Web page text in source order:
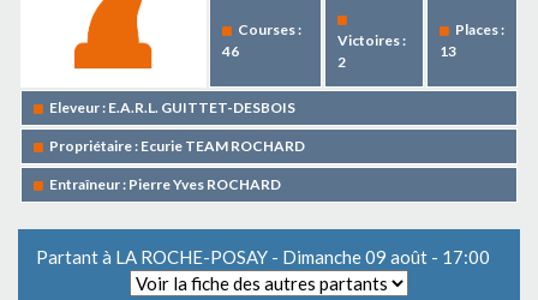
Courses :
46
Victoires :
2
Places :
13
Eleveur : E.A.R.L. GUITTET-DESBOIS
Propriétaire : Ecurie TEAM ROCHARD
Entraîneur : Pierre Yves ROCHARD
Partant à LA ROCHE-POSAY - Dimanche 09 août - 17:00